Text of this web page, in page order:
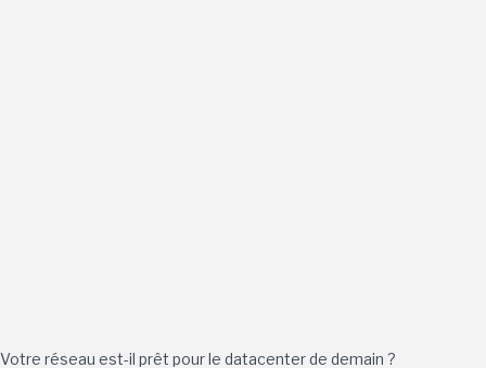
Votre réseau est-il prêt pour le datacenter de demain ?